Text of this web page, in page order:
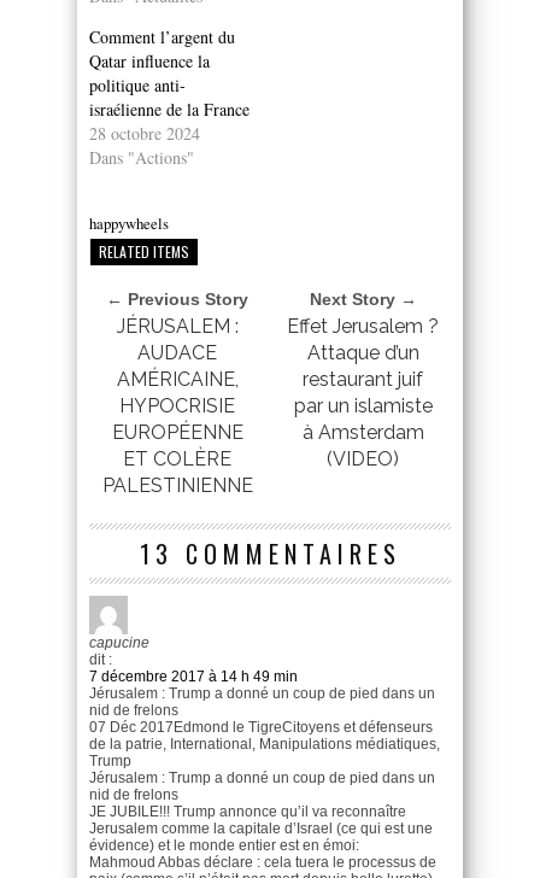
Comment l’argent du
Qatar influence la
politique anti-
israélienne de la France
28 octobre 2024
Dans "Actions"
happywheels
RELATED ITEMS
← Previous Story
JÉRUSALEM :
AUDACE
AMÉRICAINE,
HYPOCRISIE
EUROPÉENNE
ET COLÈRE
PALESTINIENNE
Next Story →
Effet Jerusalem ?
Attaque d’un
restaurant juif
par un islamiste
à Amsterdam
(VIDEO)
13 COMMENTAIRES
capucine
dit :
7 décembre 2017 à 14 h 49 min
Jérusalem : Trump a donné un coup de pied dans un
nid de frelons
07 Déc 2017Edmond le TigreCitoyens et défenseurs
de la patrie, International, Manipulations médiatiques,
Trump
Jérusalem : Trump a donné un coup de pied dans un
nid de frelons
JE JUBILE!!! Trump annonce qu’il va reconnaître
Jerusalem comme la capitale d’Israel (ce qui est une
évidence) et le monde entier est en émoi:
Mahmoud Abbas déclare : cela tuera le processus de